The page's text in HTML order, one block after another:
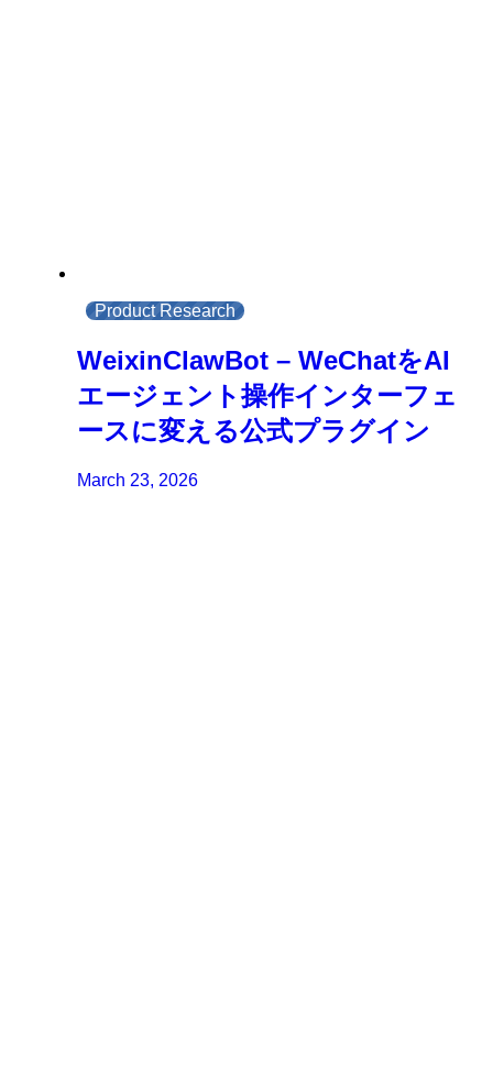
Product Research
WeixinClawBot – WeChatをAI
エージェント操作インターフェ
ースに変える公式プラグイン
March 23, 2026